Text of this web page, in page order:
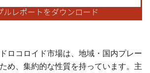
ロコロイド市場は、地域・国内プレー
め、集約的な性質を持っています。主